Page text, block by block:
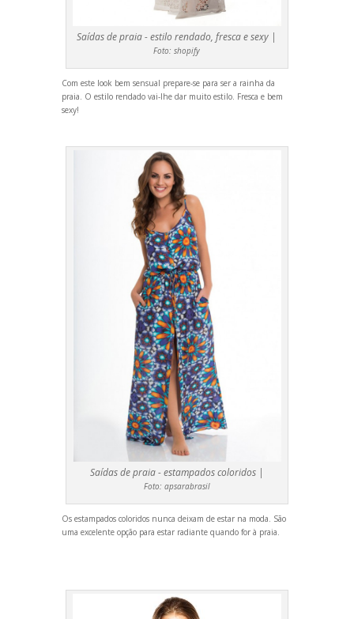
Saídas de praia - estilo rendado, fresca e sexy |
Foto:shopify
Com este look bem sensual prepare-se para ser a rainha da
praia. O estilo rendado vai-lhe dar muito estilo. Fresca e bem
sexy!
Saídas de praia - estampados coloridos |
Foto: apsarabrasil
Os estampados coloridos nunca deixam de estar na moda. São
uma excelente opção para estar radiante quando for à praia.